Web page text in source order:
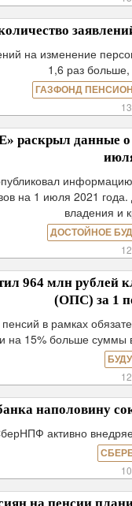
на изменение
1,6 раз
ГАЗФОНД
данные о
информацию
на 1 июля 2021
владения и
ДОСТОЙНОЕ
млн рублей
(ОПС) за 1
в рамках
на 15% больше
наполовину
активно